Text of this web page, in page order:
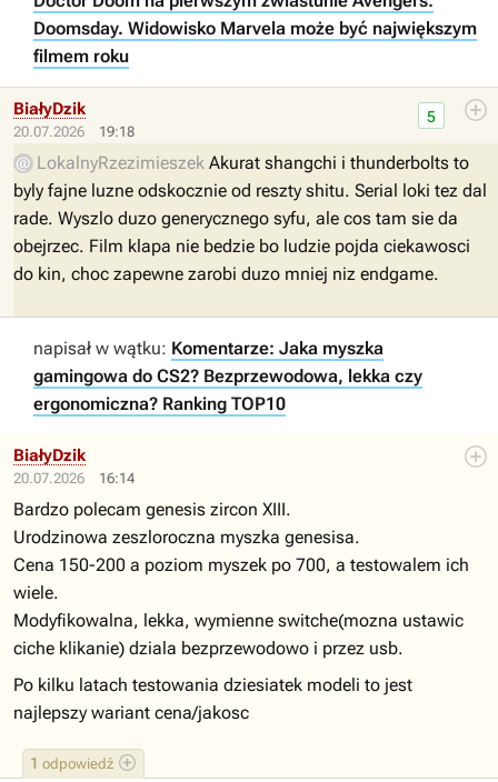
Doomsday. Widowisko Marvela może być największym
filmem roku
20.07.2026 19:18
5
BiałyDzik
LokalnyRzezimieszek Akurat shangchi i thunderbolts to
byly fajne luzne odskocznie od reszty shitu. Serial loki tez dal
rade. Wyszlo duzo generycznego syfu, ale cos tam sie da
obejrzec. Film klapa nie bedzie bo ludzie pojda ciekawosci
do kin, choc zapewne zarobi duzo mniej niz endgame.
napisał w wątku: Komentarze: Jaka myszka
gamingowa do CS2? Bezprzewodowa, lekka czy
ergonomiczna? Ranking TOP10
20.07.2026 16:14
1 odpowiedź
BiałyDzik
Bardzo polecam genesis zircon XIII.
Urodzinowa zeszloroczna myszka genesisa.
Cena 150-200 a poziom myszek po 700, a testowalem ich
wiele.
Modyfikowalna, lekka, wymienne switche(mozna ustawic
ciche klikanie) dziala bezprzewodowo i przez usb.
Po kilku latach testowania dziesiatek modeli to jest
najlepszy wariant cena/jakosc